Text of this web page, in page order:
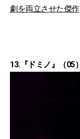
劇を両立させた傑作
13.『ドミノ』（05）